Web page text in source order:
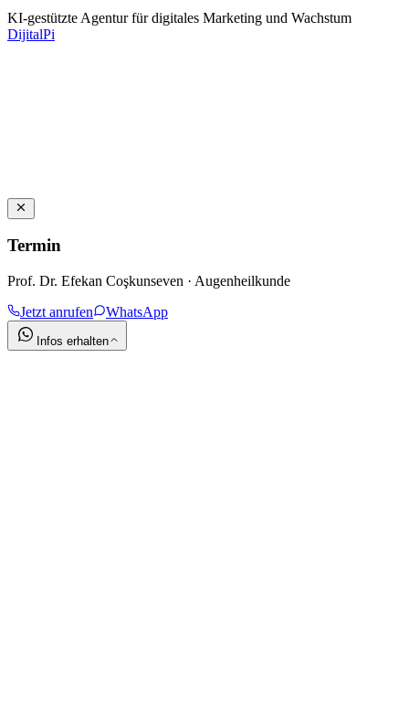
KI-gestützte Agentur für digitales Marketing und Wachstum
DijitalPi
Termin
Prof. Dr. Efekan Coşkunseven · Augenheilkunde
Jetzt anrufen
WhatsApp
Infos erhalten